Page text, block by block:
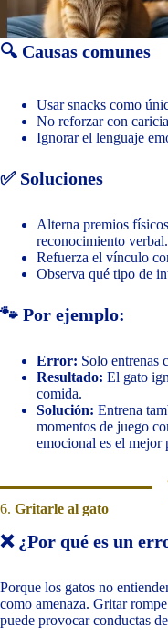
🔍 Causas comunes
Usar snacks como
No reforzar con
Ignorar el lenguaje
✅ Soluciones
Alterna premios
reconocimiento verbal.
Refuerza el vínculo
Observa qué tipo de
🐾 Por ejemplo:
Error: Solo entrenas
Resultado: El gato
comida.
Solución: Entrena
momentos de juego
emocional es el mejor
6. Gritarle al gato
❌ ¿Por qué es un
Porque los gatos no
como amenaza. Gritar
puede provocar conductas